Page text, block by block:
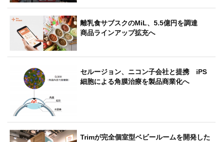
離乳食サブスクのMiL、5.5億円を調達
商品ラインアップ拡充へ
セルージョン、ニコン子会社と提携 iPS
細胞による角膜治療を製品商業化へ
Trimが完全個室型ベビールームを開発した